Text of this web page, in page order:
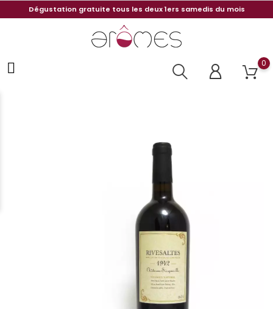
Dégustation gratuite tous les deux 1ers samedis du mois
0